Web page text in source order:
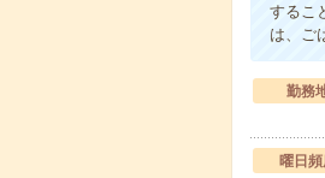
するこ
は、ご
勤務
曜日